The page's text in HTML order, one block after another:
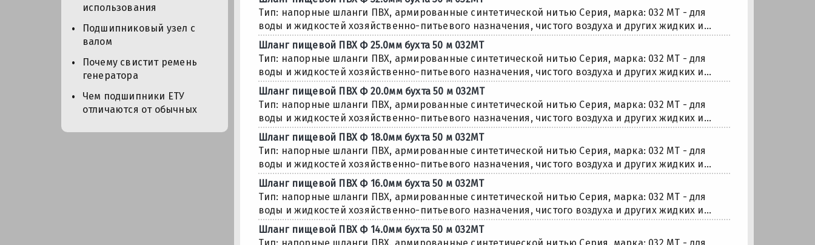
использования
Подшипниковый узел с
валом
Почему свистит ремень
генератора
Чем подшипники ЕТУ
отличаются от обычных
Тип: напорные шланги ПВХ, армированные синтетической нитью Серия, марка: 032 МТ - для
воды и жидкостей хозяйственно-питьевого назначения, чистого воздуха и других жидких и...
Шланг пищевой ПВХ Ф 25.0мм бухта 50 м 032МТ
Тип: напорные шланги ПВХ, армированные синтетической нитью Серия, марка: 032 МТ - для
воды и жидкостей хозяйственно-питьевого назначения, чистого воздуха и других жидких и...
Шланг пищевой ПВХ Ф 20.0мм бухта 50 м 032МТ
Тип: напорные шланги ПВХ, армированные синтетической нитью Серия, марка: 032 МТ - для
воды и жидкостей хозяйственно-питьевого назначения, чистого воздуха и других жидких и...
Шланг пищевой ПВХ Ф 18.0мм бухта 50 м 032МТ
Тип: напорные шланги ПВХ, армированные синтетической нитью Серия, марка: 032 МТ - для
воды и жидкостей хозяйственно-питьевого назначения, чистого воздуха и других жидких и...
Шланг пищевой ПВХ Ф 16.0мм бухта 50 м 032МТ
Тип: напорные шланги ПВХ, армированные синтетической нитью Серия, марка: 032 МТ - для
воды и жидкостей хозяйственно-питьевого назначения, чистого воздуха и других жидких и...
Шланг пищевой ПВХ Ф 14.0мм бухта 50 м 032МТ